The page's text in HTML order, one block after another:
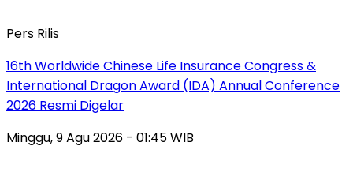
Pers Rilis
16th Worldwide Chinese Life Insurance Congress &
International Dragon Award (IDA) Annual Conference
2026 Resmi Digelar
Minggu, 9 Agu 2026 - 01:45 WIB